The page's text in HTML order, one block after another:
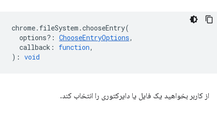
chrome. fileSystem .chooseEntry(
options? : ChooseEntryOptions,
callback : function,
) : void
از کاربر بخواهید یک فایل یا دایرکتوری را انتخاب کند.